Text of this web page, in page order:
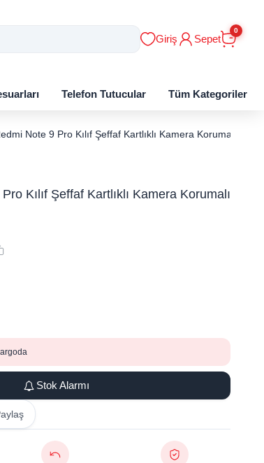
Giriş Sepet
0
Telefon Tutucular Tüm Kategoriler
Note 9 Pro Kılıf Şeffaf Kartlıklı Kamera Korumalı
Kılıf Şeffaf Kartlıklı Kamera Korumalı
Stok Alarmı